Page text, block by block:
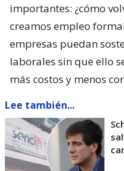
importantes: ¿cómo
creamos empleo
empresas puedan
laborales sin que ello
más costos y menos
Lee también...